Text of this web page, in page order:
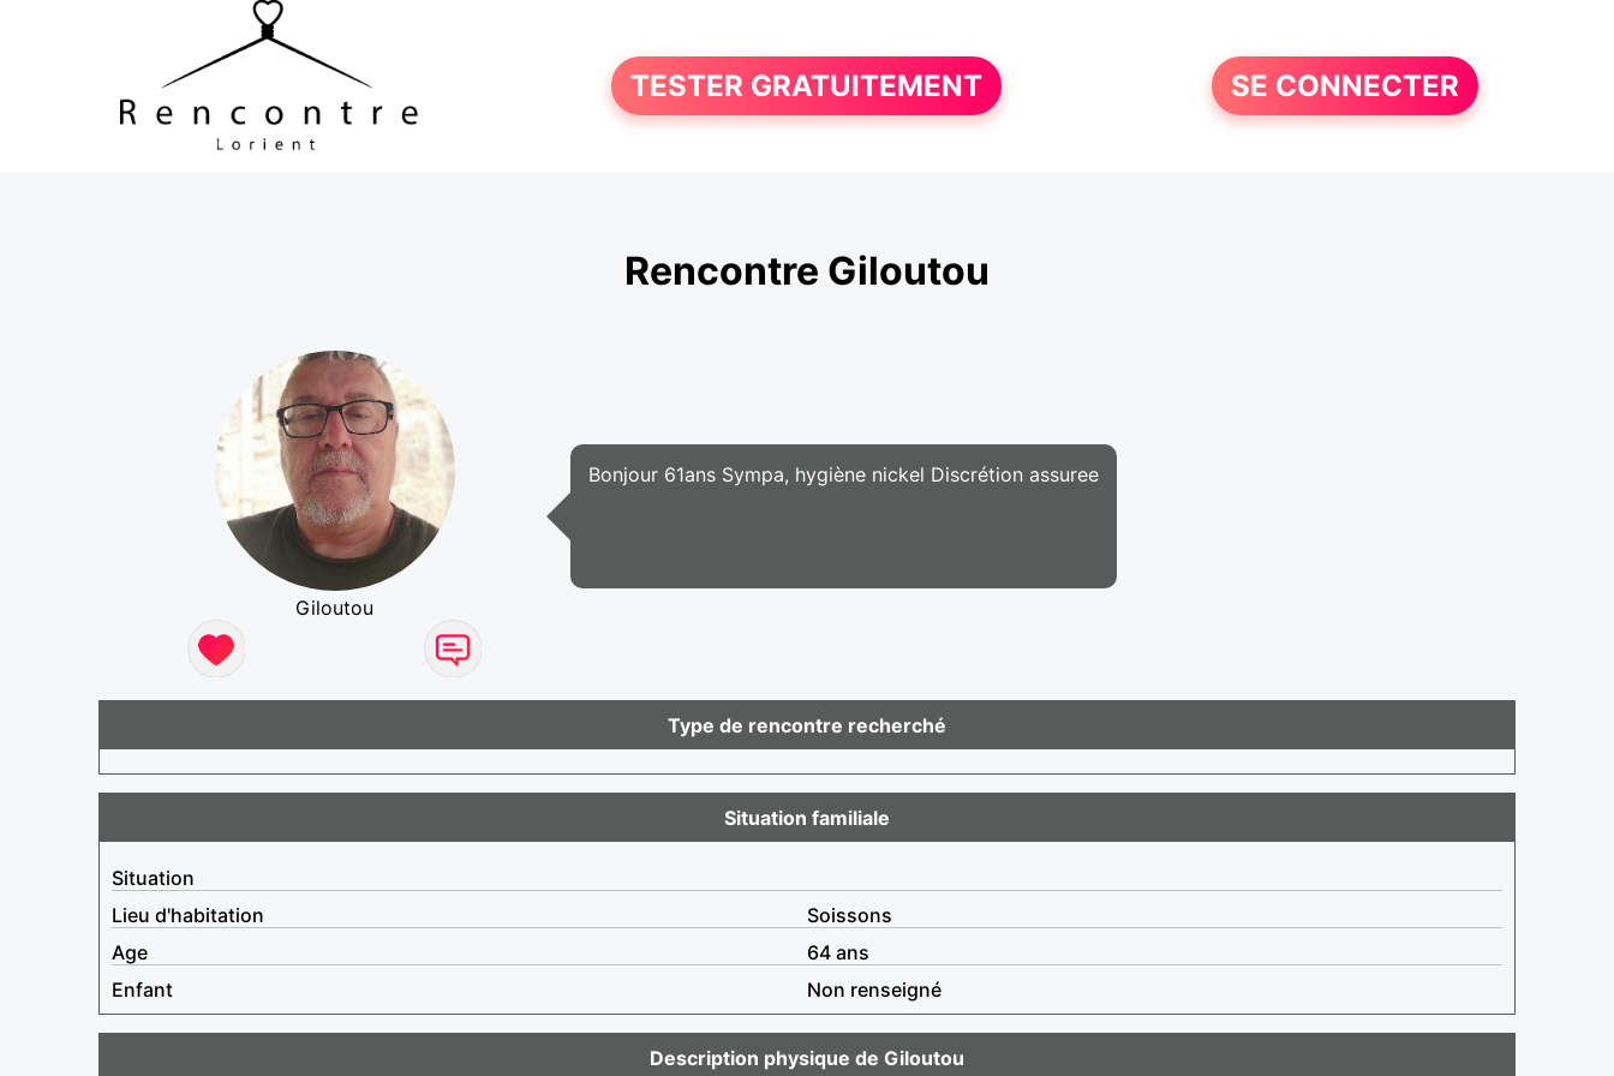
TESTER GRATUITEMENT SE CONNECTER
Rencontre Giloutou
Giloutou
Bonjour 61ans Sympa, hygiène nickel Discrétion assuree
Type de rencontre recherché
Situation familiale
Situation
Lieu d'habitation
Soissons
Age
64 ans
Enfant
Non renseigné
Description physique de Giloutou